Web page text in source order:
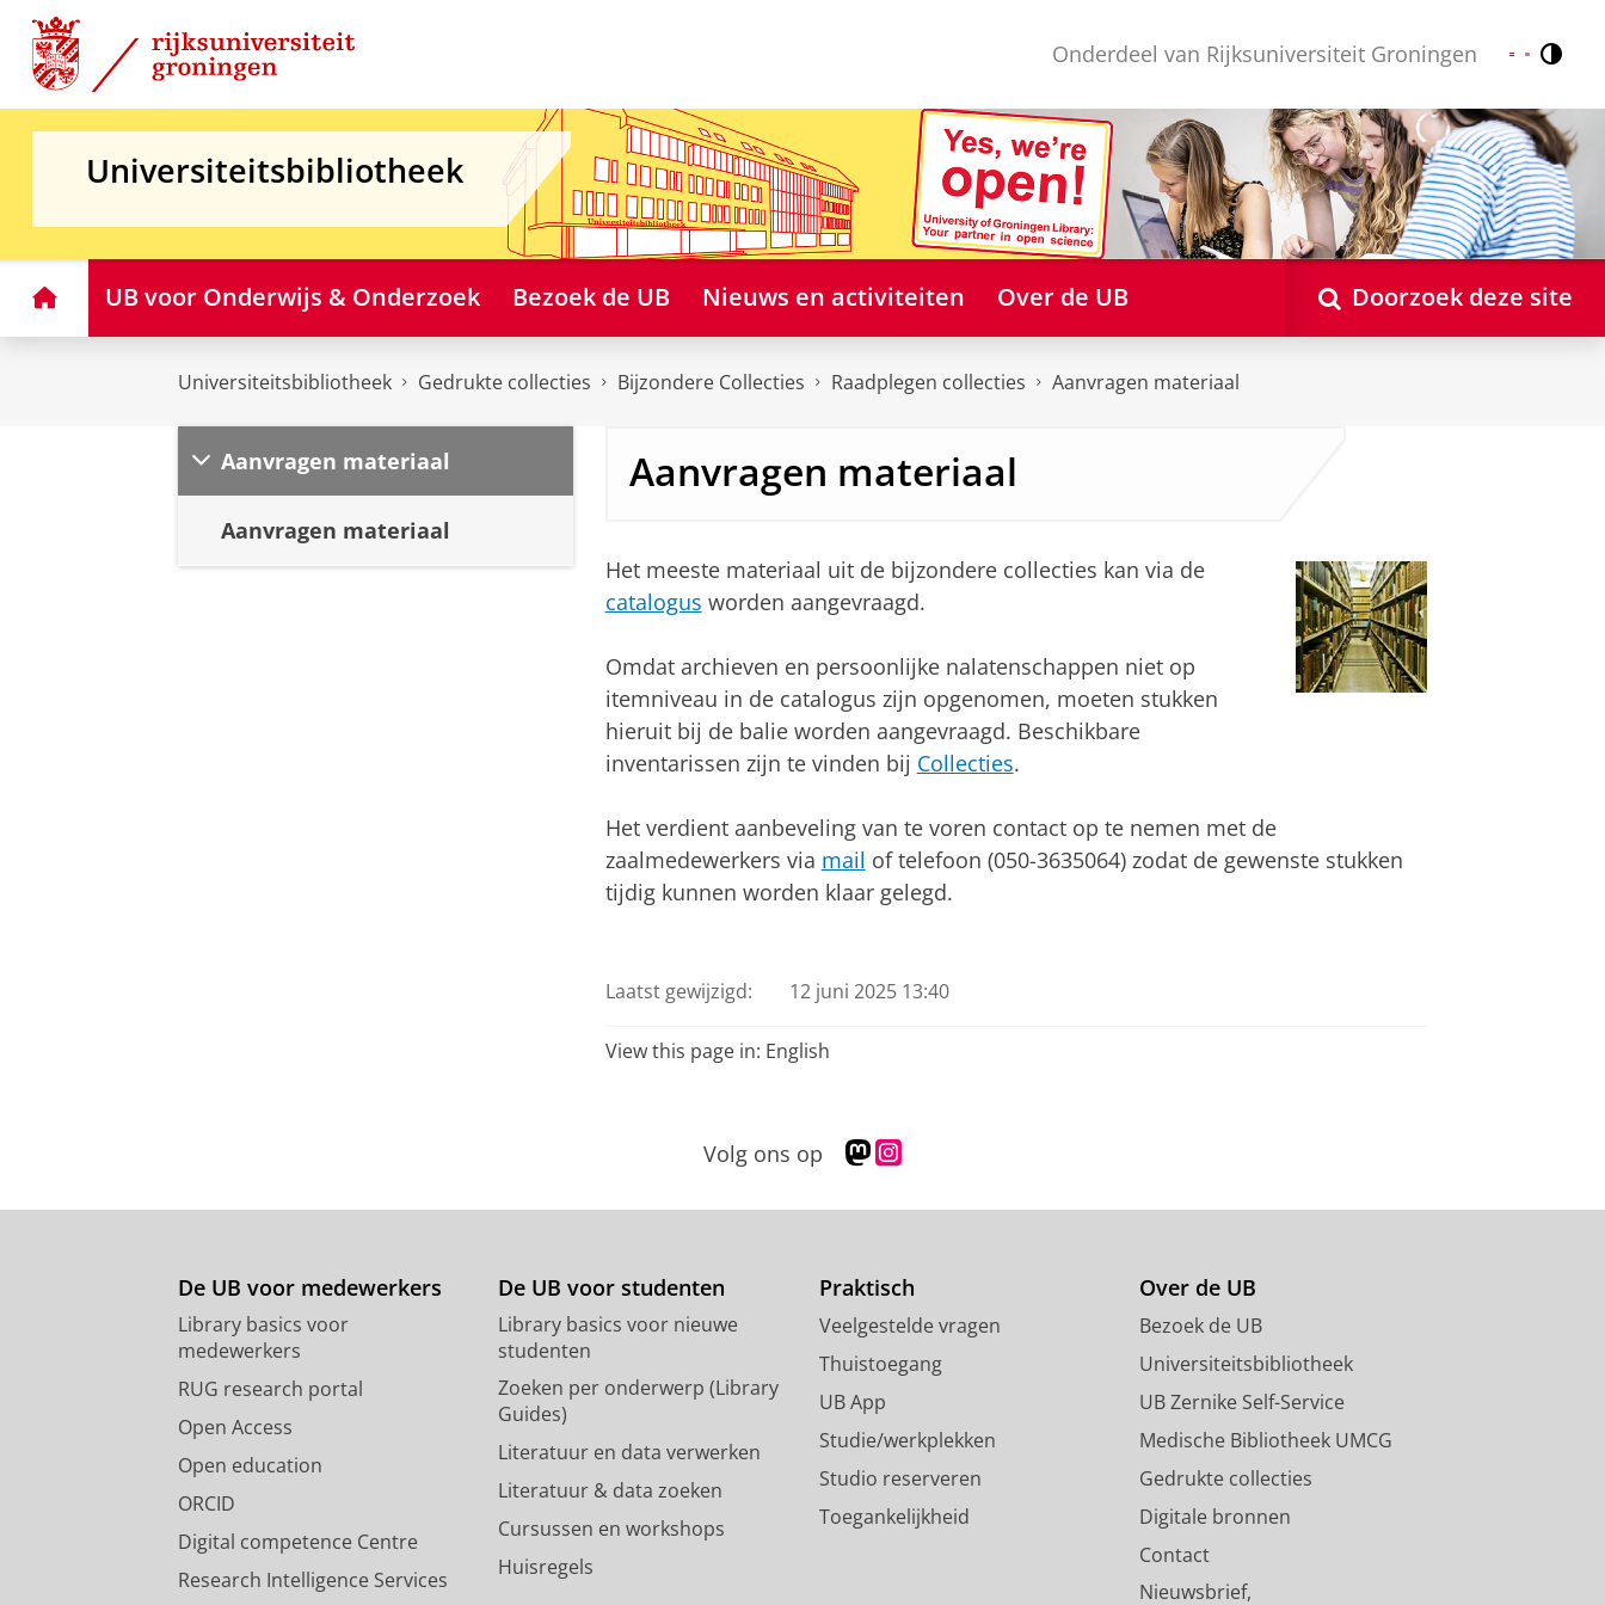
Skip
Content
Skip
Navigation
Onderdeel van Rijksuniversiteit Groningen Nederlands
English
Universiteitsbibliotheek
HomeUB voor Onderwijs & Onderzoek Bezoek de UB Nieuws en activiteiten Over de UB Doorzoek deze site
Universiteitsbibliotheek Gedrukte collecties Bijzondere Collecties Raadplegen collecties Aanvragen materiaal
Aanvragen materiaal
Aanvragen materiaal
Aanvragen materiaal
Het meeste materiaal uit de bijzondere collecties kan via de
catalogus worden aangevraagd.
Omdat archieven en persoonlijke nalatenschappen niet op
itemniveau in de catalogus zijn opgenomen, moeten stukken
hieruit bij de balie worden aangevraagd. Beschikbare
inventarissen zijn te vinden bij Collecties.
Het verdient aanbeveling van te voren contact op te nemen met de
zaalmedewerkers via mail of telefoon (050-3635064) zodat de gewenste stukken
tijdig kunnen worden klaar gelegd.
Laatst gewijzigd: 12 juni 2025 13:40
View this page in: English
Volg ons op
M
s
d
n
p
o
f
i
e
l
s
g
r
a
m
c
c
o
u
De UB voor medewerkers
Library basics voor
medewerkers
RUG research portal
Open Access
Open education
ORCID
Digital competence Centre
Research Intelligence Services
De UB voor studenten
Library basics voor nieuwe
studenten
Zoeken per onderwerp (Library
Guides)
Literatuur en data verwerken
Literatuur & data zoeken
Cursussen en workshops
Huisregels
Praktisch
Veelgestelde vragen
Thuistoegang
UB App
Studie/werkplekken
Studio reserveren
Toegankelijkheid
Over de UB
Bezoek de UB
Universiteitsbibliotheek
UB Zernike Self-Service
Medische Bibliotheek UMCG
Gedrukte collecties
Digitale bronnen
Contact
Nieuwsbrief,